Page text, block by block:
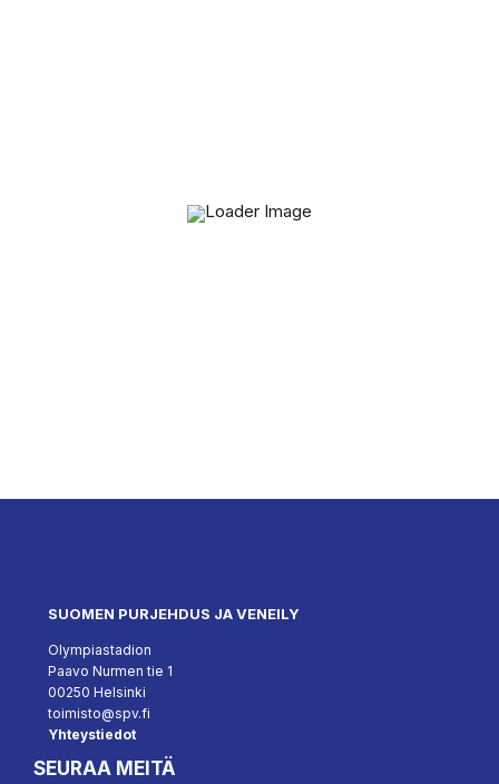
SUOMEN PURJEHDUS JA VENEILY
Olympiastadion
Paavo Nurmen tie 1
00250 Helsinki
toimisto@spv.fi
Yhteystiedot
SEURAA MEITÄ